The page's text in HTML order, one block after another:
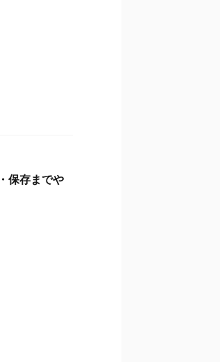
保存までや